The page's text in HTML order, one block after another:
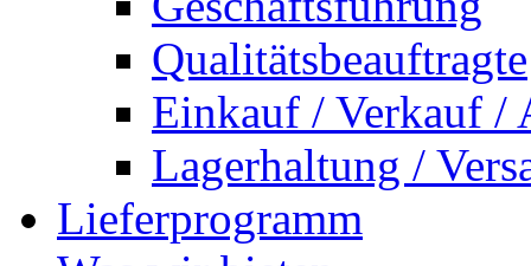
Qualitätsbeauftragte
Einkauf / Verkauf /
Lagerhaltung /
Lieferprogramm